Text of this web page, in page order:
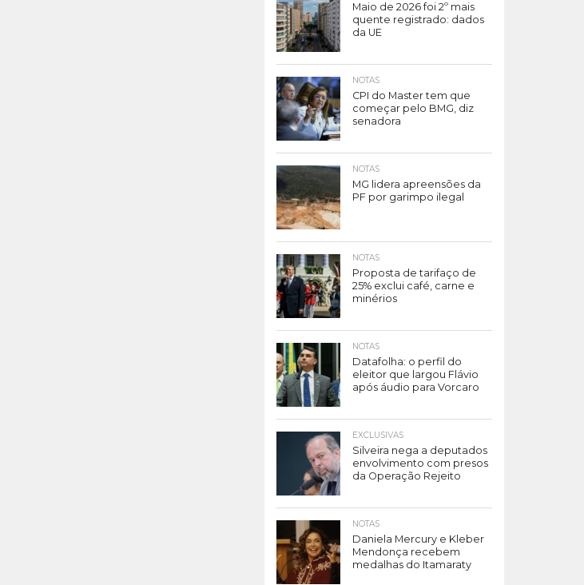
Maio de 2026 foi 2º mais
quente registrado: dados
da UE
NOTAS
CPI do Master tem que
começar pelo BMG, diz
senadora
NOTAS
MG lidera apreensões da
PF por garimpo ilegal
NOTAS
Proposta de tarifaço de
25% exclui café, carne e
minérios
NOTAS
Datafolha: o perfil do
eleitor que largou Flávio
após áudio para Vorcaro
EXCLUSIVAS
Silveira nega a deputados
envolvimento com presos
da Operação Rejeito
NOTAS
Daniela Mercury e Kleber
Mendonça recebem
medalhas do Itamaraty